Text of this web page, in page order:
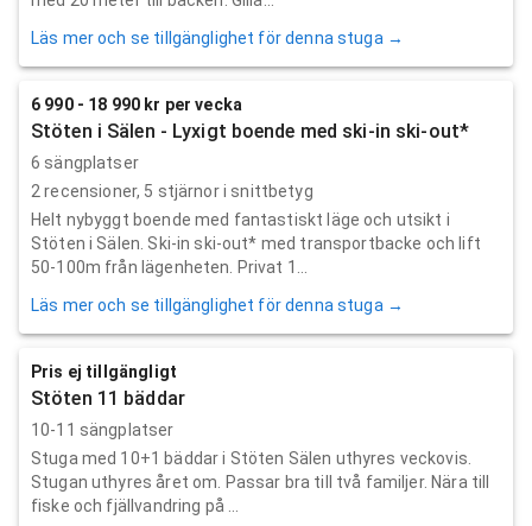
Läs mer och se tillgänglighet för denna stuga →
6 990 - 18 990 kr per vecka
Stöten i Sälen - Lyxigt boende med ski-in ski-out*
6 sängplatser
2 recensioner, 5 stjärnor i snittbetyg
Helt nybyggt boende med fantastiskt läge och utsikt i
Stöten i Sälen. Ski-in ski-out* med transportbacke och lift
50-100m från lägenheten. Privat 1...
Läs mer och se tillgänglighet för denna stuga →
Pris ej tillgängligt
Stöten 11 bäddar
10-11 sängplatser
Stuga med 10+1 bäddar i Stöten Sälen uthyres veckovis.
Stugan uthyres året om. Passar bra till två familjer. Nära till
fiske och fjällvandring på ...